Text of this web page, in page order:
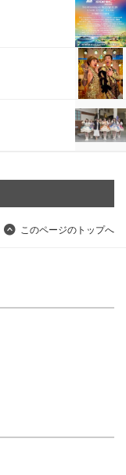
このページのトップへ